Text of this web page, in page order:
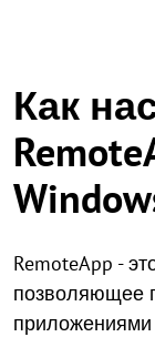
Как
RemoteApp -
позволяющее